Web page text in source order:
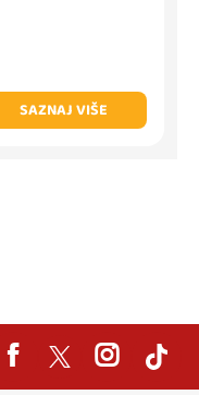
SAZNAJ VIŠE